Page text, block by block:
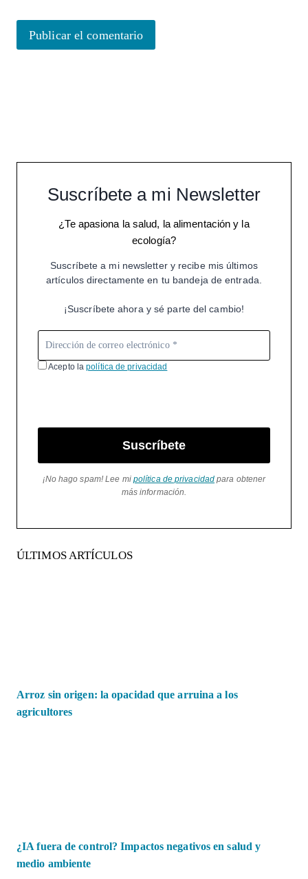
Suscríbete a mi Newsletter
¿Te apasiona la salud, la alimentación y la
ecología?
Suscríbete a mi newsletter y recibe mis últimos
artículos directamente en tu bandeja de entrada.
¡Suscríbete ahora y sé parte del cambio!
Acepto lapolítica de privacidad
Suscríbete
¡No hago spam! Lee mi política de privacidad para obtener
más información.
ÚLTIMOS ARTÍCULOS
Arroz sin origen: la opacidad que arruina a los
agricultores
¿IA fuera de control? Impactos negativos en salud y
medio ambiente